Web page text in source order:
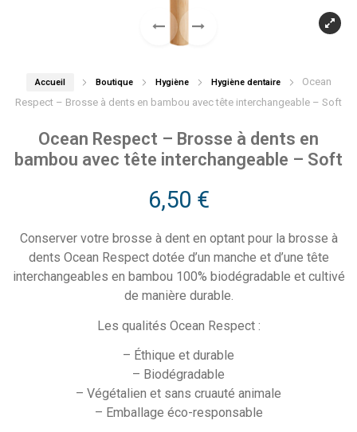
Accueil Boutique Hygiène Hygiène dentaire
Ocean
Respect – Brosse à dents en bambou avec tête interchangeable – Soft
Ocean Respect – Brosse à dents en
bambou avec tête interchangeable – Soft
6,50 €
Conserver votre brosse à dent en optant pour la brosse à
dents Ocean Respect dotée d’un manche et d’une tête
interchangeables en bambou 100% biodégradable et cultivé
de manière durable.
Les qualités Ocean Respect :
– Éthique et durable
– Biodégradable
– Végétalien et sans cruauté animale
– Emballage éco-responsable